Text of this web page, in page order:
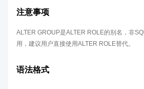
注意事项
ALTER GROUP是ALTER ROLE的别名，非
用，建议用户直接使用ALTER ROLE替代。
语法格式